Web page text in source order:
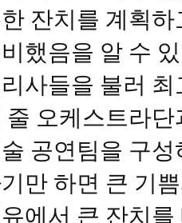
잔치를 계획
했음을 알 수
사들을 불러
줄 오케스트라
공연팀을 구
만 하면 큰 기
에서 큰 잔치